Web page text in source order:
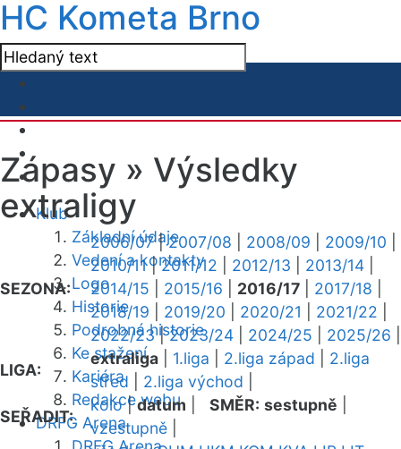
HC Kometa Brno
Klub
Základní údaje
Vedení a kontakty
Logo
Historie
Podrobná historie
Ke stažení
Kariéra
Redakce webu
DRFG Arena
Zápasy » Výsledky
extraligy
SEZONA:
2006/07|2007/08 2008/09 2009/10
2010/11|2011/12 2012/13 2013/14
2014/15
2015/16 2016/17 2017/18
2018/19
2019/20 2020/21 2021/22
2022/23|2023/24 2024/25 2025/26
LIGA:
extraliga 1.liga 2.liga západ
2.liga
střed
2.liga východ
SEŘADIT:
kolo|datum SMĚR: sestupně
vzestupně